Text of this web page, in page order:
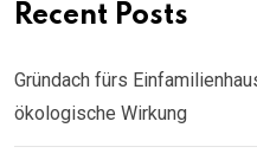
Recent Posts
Gründach fürs
ökologische Wirkung